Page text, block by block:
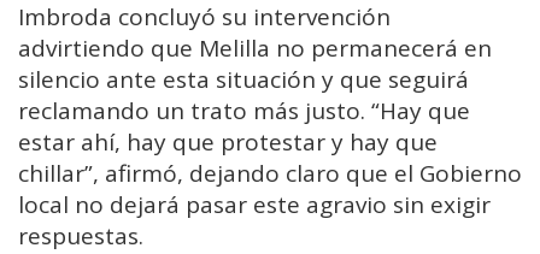
Imbroda concluyó su intervención
advirtiendo que Melilla no permanecerá en
silencio ante esta situación y que seguirá
reclamando un trato más justo. “Hay que
estar ahí, hay que protestar y hay que
chillar”, afirmó, dejando claro que el Gobierno
local no dejará pasar este agravio sin exigir
respuestas.